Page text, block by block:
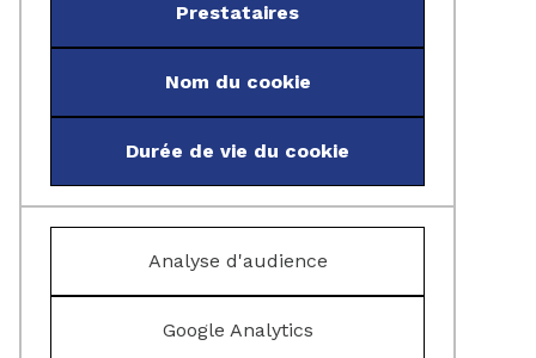
Prestataires
Nom du cookie
Durée de vie du cookie
Analyse d'audience
Google Analytics